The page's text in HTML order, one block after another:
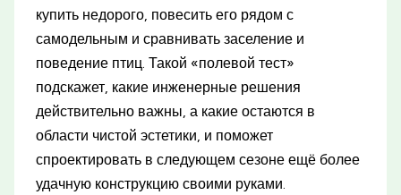
купить недорого, повесить его рядом с
самодельным и сравнивать заселение и
поведение птиц. Такой «полевой тест»
подскажет, какие инженерные решения
действительно важны, а какие остаются в
области чистой эстетики, и поможет
спроектировать в следующем сезоне ещё более
удачную конструкцию своими руками.